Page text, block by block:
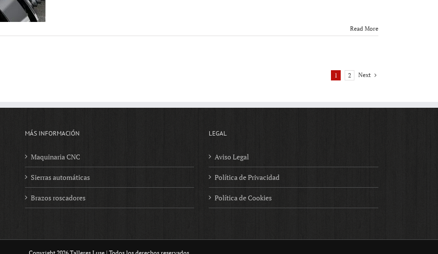
Read More
1 2 Next
MÁS INFORMACIÓN
Maquinaria CNC
Sierras automáticas
Brazos roscadores
LEGAL
Aviso Legal
Política de Privacidad
Política de Cookies